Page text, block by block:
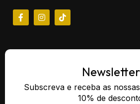
Newsletter
Subscreva e receba as
10% de